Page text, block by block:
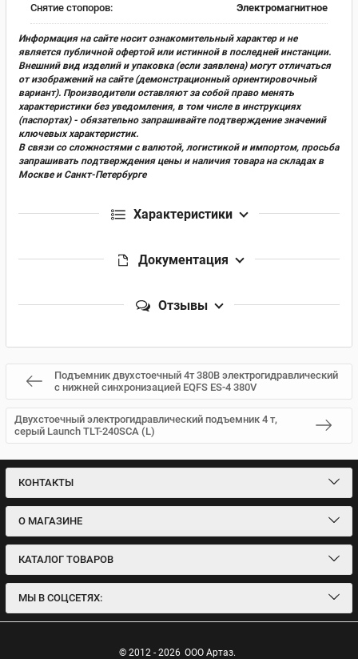
Снятие стопоров: Электромагнитное
Информация на сайте носит ознакомительный характер и не
является публичной офертой или истинной в последней инстанции.
Внешний вид изделий и упаковка (если заявлена) могут отличаться
от изображений на сайте (демонстрационный ориентировочный
вариант). Производители оставляют за собой право менять
характеристики без уведомления, в том числе в инструкциях
(паспортах) - обязательно запрашивайте подтверждение значений
ключевых характеристик.
В связи со сложностями с валютой, логистикой и импортом, просьба
запрашивать подтверждения цены и наличия товара на складах в
Москве и Санкт-Петербурге
Характеристики
Документация
Отзывы
Подъемник двухстоечный 4т 380В электрогидравлический
с нижней синхронизацией EQFS ES-4 380V
Двухстоечный электрогидравлический подъемник 4 т,
серый Launch TLT-240SCA (L)
КОНТАКТЫ
О МАГАЗИНЕ
КАТАЛОГ ТОВАРОВ
МЫ В СОЦСЕТЯХ:
© 2012 - 2026 ООО Артаз.